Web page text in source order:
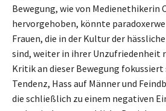
Bewegung, wie von Medienethikerin
hervorgehoben, könnte
Frauen, die in der Kultur der
sind, weiter in ihrer Unzufriedenheit
Kritik an dieser Bewegung fokussiert
Tendenz, Hass auf Männer und
die schließlich zu einem negativen